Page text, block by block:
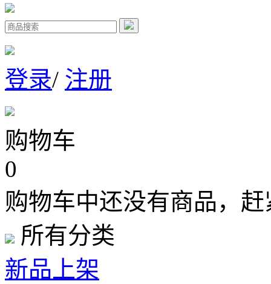
登录/ 注册
购物车
0
购物车中还没有商品，
所有分类
新品上架